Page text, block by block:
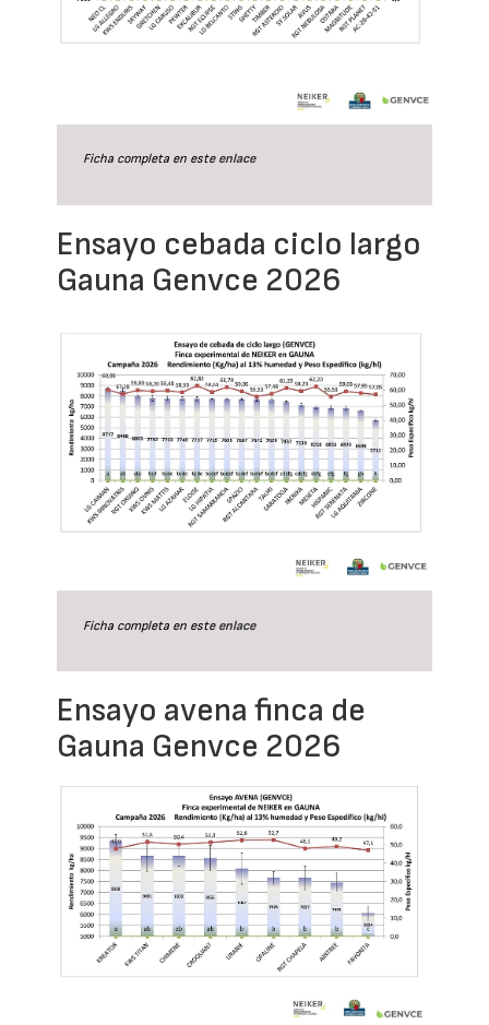
Ficha completa en este enlace
Ensayo cebada ciclo largo
Gauna Genvce 2026
Ficha completa en este enlace
Ensayo avena finca de
Gauna Genvce 2026